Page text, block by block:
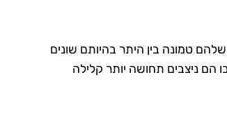
טמונה בין היתר בהיותם שונים
הם ניצבים תחושה יותר קלילה